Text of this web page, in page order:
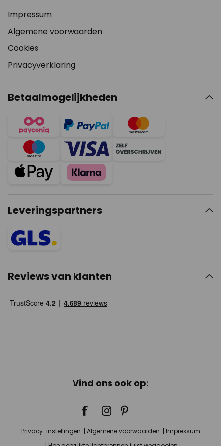
Impressum
Algemene voorwaarden
Cookies
Privacyverklaring
Betaalmogelijkheden
Leveringspartners
Reviews van klanten
Vind ons ook op:
Privacy-instellingen Algemene voorwaarden
Impressum